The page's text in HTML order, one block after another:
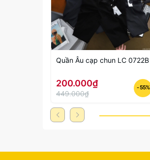
Quần Âu cạp chun LC 0722B
200.000₫
449.000₫
- 55%